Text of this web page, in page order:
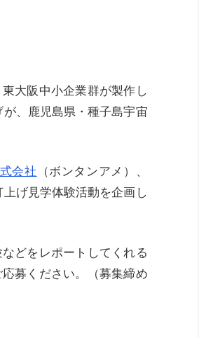
大阪中小企業群が製作し
、鹿児島県・種子島宇宙
会社 （ボンタンアメ）、
げ見学体験活動を企画し
どをレポートしてくれる
募ください。（募集締め